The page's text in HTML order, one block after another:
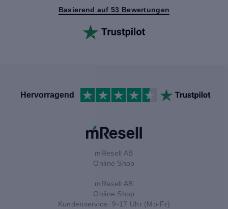
Basierend auf 53 Bewertungen
Hervorragend
mResell AB
Online Shop
mResell AB
Online Shop
Kundenservice: 9-17 Uhr (Mo-Fr)